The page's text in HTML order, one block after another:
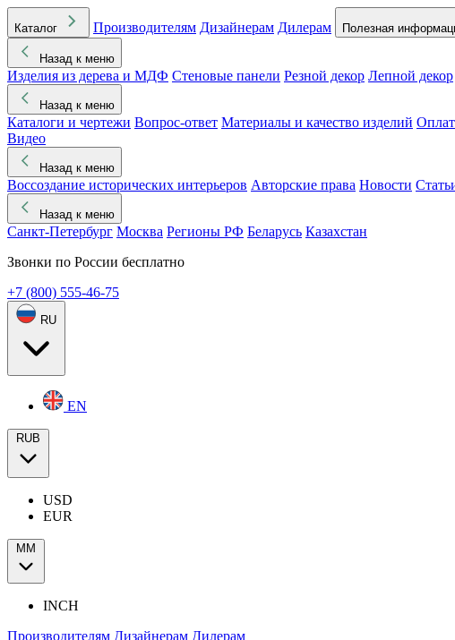
Каталог Производителям Дизайнерам Дилерам Полезная
Назад к меню
Изделия из дерева и МДФ Стеновые панели Резной декор Лепной декор
Назад к меню
Каталоги и чертежи Вопрос-ответ Материалы и качество изделий
Видео
Назад к меню
Воссоздание исторических интерьеров Авторские права Новости
Назад к меню
Санкт-Петербург Москва Регионы РФ Беларусь Казахстан
Звонки по России бесплатно
+7 (800) 555-46-75
RU
EN
RUB
USD
EUR
ММ
INCH
Производителям Дизайнерам Дилерам